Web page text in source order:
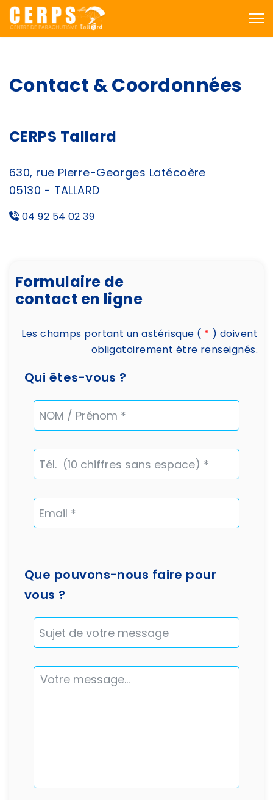
Contact & Coordonnées
CERPS Tallard
630, rue Pierre-Georges Latécoère
05130 - TALLARD
04 92 54 02 39
Formulaire de
contact en ligne
Les champs portant un astérisque ( * ) doivent
obligatoirement être renseignés.
Qui êtes-vous ?
NOM
Téléphone
Email
Que pouvons-nous faire pour
vous ?
Message